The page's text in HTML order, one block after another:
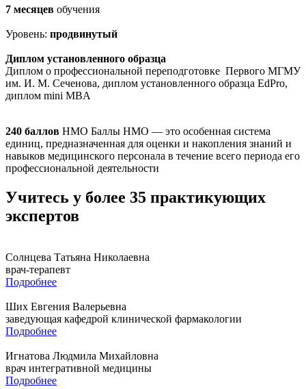
7 месяцев обучения
Уровень: продвинутый
Диплом установленного образца
Диплом о профессиональной переподготовке Первого МГМУ
им. И. М. Сеченова, диплом установленного образца EdPro,
диплом mini MBA
240 баллов НМО Баллы НМО — это особенная система
единиц, предназначенная для оценки и накопления знаний и
навыков медицинского персонала в течение всего периода его
профессиональной деятельности
Учитесь у более 35 практикующих
экспертов
Солнцева Татьяна Николаевна
врач-терапевт
Подробнее
Ших Евгения Валерьевна
заведующая кафедрой клинической фармакологии
Подробнее
Игнатова Людмила Михайловна
врач интегративной медицины
Подробнее